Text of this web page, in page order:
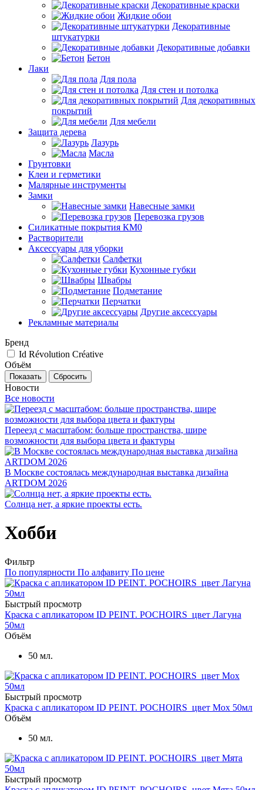
Декоративные краски
Жидкие обои
Декоративные
штукатурки
Декоративные добавки
Бетон
Лаки
Для пола
Для стен и потолка
Для декоративных
покрытий
Для мебели
Защита дерева
Лазурь
Масла
Грунтовки
Клеи и герметики
Малярные инструменты
Замки
Навесные замки
Перевозка грузов
Силикатные покрытия КМ0
Растворители
Аксессуары для уборки
Салфетки
Кухонные губки
Швабры
Подметание
Перчатки
Другие аксессуары
Рекламные материалы
Бренд
Id Révolution Créative
Объём
Сбросить
Новости
Все новости
Переезд с масштабом: больше пространства, шире
возможности для выбора цвета и фактуры
В Москве состоялась международная выставка дизайна
ARTDOM 2026
Солнца нет, а яркие проекты есть.
Хобби
Фильтр
По популярности По алфавиту По цене
Быстрый просмотр
Краска с апликатором ID PEINT. POCHOIRS цвет Лагуна
50мл
Объём
50 мл.
Быстрый просмотр
Краска с апликатором ID PEINT. POCHOIRS цвет Мох 50мл
Объём
50 мл.
Быстрый просмотр